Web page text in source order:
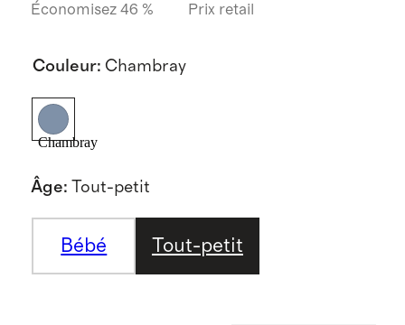
Économisez 46 % Prix retail
Couleur: Chambray
Chambray
Âge: Tout-petit
Bébé Tout-petit